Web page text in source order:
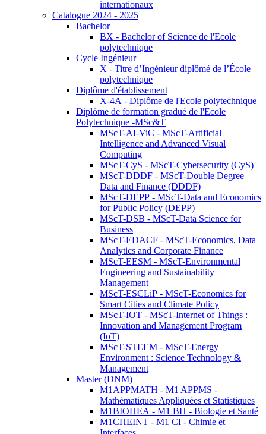
internationaux
Catalogue 2024 - 2025
Bachelor
BX - Bachelor of Science de l'Ecole
polytechnique
Cycle Ingénieur
X - Titre d’Ingénieur diplômé de l’École
polytechnique
Diplôme d'établissement
X-4A - Diplôme de l'Ecole polytechnique
Diplôme de formation gradué de l'Ecole
Polytechnique -MSc&T
MScT-AI-ViC - MScT-Artificial
Intelligence and Advanced Visual
Computing
MScT-CyS - MScT-Cybersecurity (CyS)
MScT-DDDF - MScT-Double Degree
Data and Finance (DDDF)
MScT-DEPP - MScT-Data and Economics
for Public Policy (DEPP)
MScT-DSB - MScT-Data Science for
Business
MScT-EDACF - MScT-Economics, Data
Analytics and Corporate Finance
MScT-EESM - MScT-Environmental
Engineering and Sustainability
Management
MScT-ESCLiP - MScT-Economics for
Smart Cities and Climate Policy
MScT-IOT - MScT-Internet of Things :
Innovation and Management Program
(IoT)
MScT-STEEM - MScT-Energy
Environment : Science Technology &
Management
Master (DNM)
M1APPMATH - M1 APPMS -
Mathématiques Appliquées et Statistiques
M1BIOHEA - M1 BH - Biologie et Santé
M1CHEINT - M1 CI - Chimie et